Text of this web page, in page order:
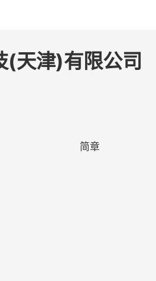
(天津)有限公司
简章